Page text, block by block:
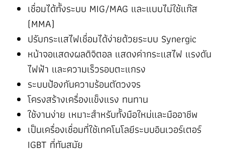
เชื่อมได้ทั้งระบบ MIG/MAG และแบบไม่ใช้แก๊ส
(MMA)
ปรับกระแสไฟเชื่อมได้ง่ายด้วยระบบ Synergic
หน้าจอแสดงผลดิจิตอล แสดงค่ากระแสไฟ แรงดัน
ไฟฟ้า และความเร็วรอบตะแกรง
ระบบป้องกันความร้อนตัดวงจร
โครงสร้างเครื่องแข็งแรง ทนทาน
ใช้งานง่าย เหมาะสำหรับทั้งมือใหม่และมืออาชีพ
เป็นเครื่องเชื่อมที่ใช้เทคโนโลยีระบบอินเวอร์เตอร์
IGBT ที่ทันสมัย